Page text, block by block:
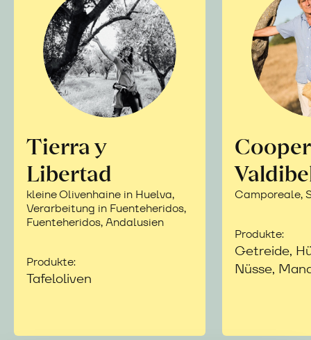
Tierra y
Libertad
kleine Olivenhaine in Huelva,
Verarbeitung in Fuenteheridos,
Fuenteheridos, Andalusien
Produkte:
Tafeloliven
Camporeale,
Produkte:
Getreide,
Nüsse,